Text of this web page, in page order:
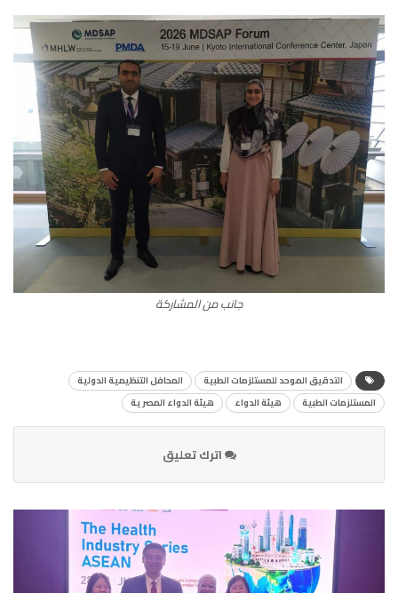
جانب من المشاركة
التدقيق الموحد للمستلزمات الطبية
المحافل التنظيمية الدولية
المستلزمات الطبية
هيئة الدواء هيئة الدواء المصرية
اترك تعليق